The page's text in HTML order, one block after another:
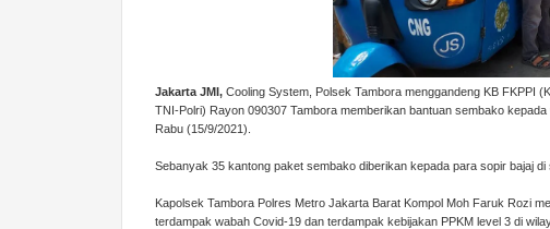
Jakarta JMI, Cooling System, Polsek Tambora menggandeng KB FKPPI
TNI-Polri) Rayon 090307 Tambora memberikan bantuan sembako
Rabu (15/9/2021).
Sebanyak 35 kantong paket sembako diberikan kepada para sopir bajaj
Kapolsek Tambora Polres Metro Jakarta Barat Kompol Moh Faruk Rozi
terdampak wabah Covid-19 dan terdampak kebijakan PPKM level 3 di